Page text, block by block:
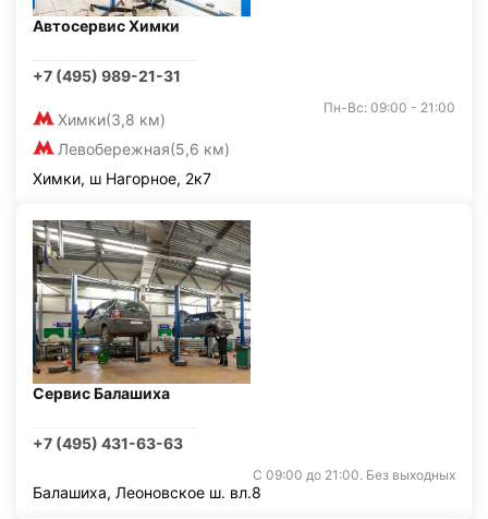
Автосервис Химки
+7 (495) 989-21-31
Химки(3,8 км)
Левобережная(5,6 км)
Пн-Вс: 09:00 - 21:00
Химки, ш Нагорное, 2к7
Сервис Балашиха
+7 (495) 431-63-63
С 09:00 до 21:00. Без выходных
Балашиха, Леоновское ш. вл.8